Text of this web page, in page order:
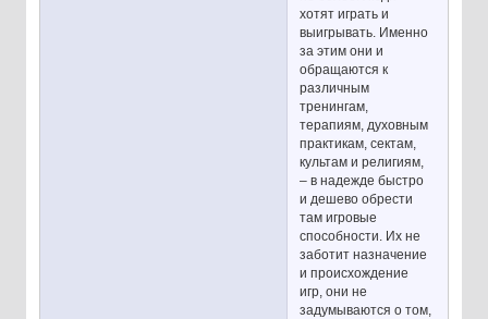
хотят играть и
выигрывать. Именно
за этим они и
обращаются к
различным
тренингам,
терапиям, духовным
практикам, сектам,
культам и религиям,
– в надежде быстро
и дешево обрести
там игровые
способности. Их не
заботит назначение
и происхождение
игр, они не
задумываются о том,